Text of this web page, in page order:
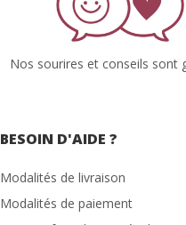
Nos sourires et conseils sont
BESOIN D'AIDE ?
Modalités de livraison
Modalités de paiement